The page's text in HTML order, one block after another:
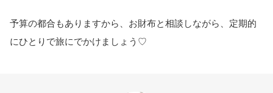
予算の都合もありますから、お財布と相談しながら、定期的
にひとりで旅にでかけましょう♡